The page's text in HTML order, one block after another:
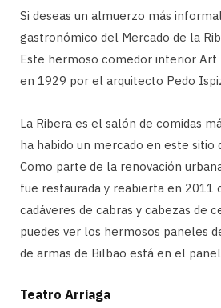
Si deseas un almuerzo más
gastronómico del Mercado de la
Este hermoso comedor interior Art
en 1929 por el arquitecto Pedo
La Ribera es el salón de comidas
ha habido un mercado en este sitio
Como parte de la renovación
fue restaurada y reabierta en 2011
cadáveres de cabras y cabezas de
puedes ver los hermosos paneles
de armas de Bilbao está en el
Teatro Arriaga